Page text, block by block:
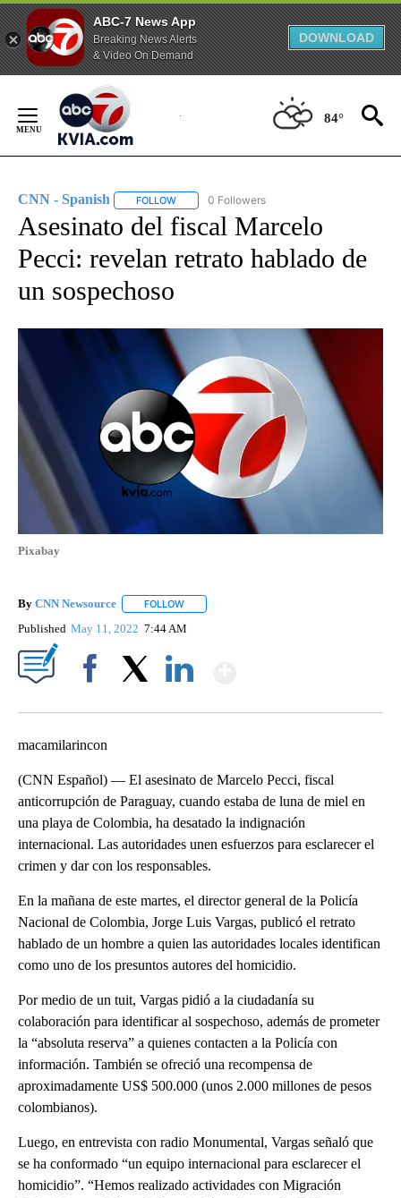
ABC-7 News App
Breaking News Alerts
& Video On Demand
DOWNLOAD
Content
84°
CNN - Spanish FOLLOW FOLLOW "CNN - SPANISH" TO RECEIVE
0 Followers
Asesinato del fiscal Marcelo
Pecci: revelan retrato hablado de
un sospechoso
Pixabay
By CNN Newsource FOLLOW
Published May 11, 2022 7:44 AM
macamilarincon
(CNN Español) –– El asesinato de Marcelo Pecci, fiscal
anticorrupción de Paraguay, cuando estaba de luna de miel en
una playa de Colombia, ha desatado la indignación
internacional. Las autoridades unen esfuerzos para esclarecer el
crimen y dar con los responsables.
En la mañana de este martes, el director general de la Policía
Nacional de Colombia, Jorge Luis Vargas, publicó el retrato
hablado de un hombre a quien las autoridades locales identifican
como uno de los presuntos autores del homicidio.
Por medio de un tuit, Vargas pidió a la ciudadanía su
colaboración para identificar al sospechoso, además de prometer
la “absoluta reserva” a quienes contacten a la Policía con
información. También se ofreció una recompensa de
aproximadamente US$ 500.000 (unos 2.000 millones de pesos
colombianos).
Luego, en entrevista con radio Monumental, Vargas señaló que
se ha conformado “un equipo internacional para esclarecer el
homicidio”. “Hemos realizado actividades con Migración